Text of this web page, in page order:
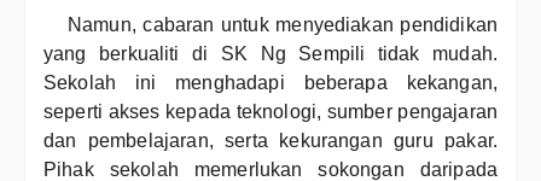
Namun, cabaran untuk menyediakan pendidikan
yang berkualiti di SK Ng Sempili tidak mudah.
Sekolah ini menghadapi beberapa kekangan,
seperti akses kepada teknologi, sumber pengajaran
dan pembelajaran, serta kekurangan guru pakar.
Pihak sekolah memerlukan sokongan daripada